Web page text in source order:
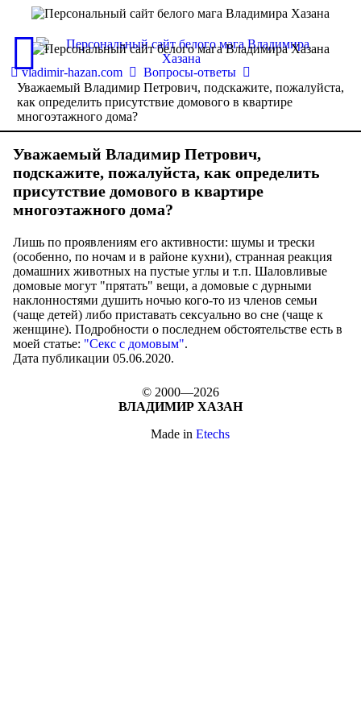
vladimir-hazan.com
Вопросы-ответы
Уважаемый Владимир Петрович, подскажите, пожалуйста,
как определить присутствие домового в квартире
многоэтажного дома?
Уважаемый Владимир Петрович,
подскажите, пожалуйста, как определить
присутствие домового в квартире
многоэтажного дома?
Лишь по проявлениям его активности: шумы и трески
(особенно, по ночам и в районе кухни), странная реакция
домашних животных на пустые углы и т.п. Шаловливые
домовые могут "прятать" вещи, а домовые с дурными
наклонностями душить ночью кого-то из членов семьи
(чаще детей) либо приставать сексуально во сне (чаще к
женщине). Подробности о последнем обстоятельстве есть в
моей статье: "Секс с домовым".
Дата публикации 05.06.2020.
© 2000—2026
ВЛАДИМИР ХАЗАН
Made in Etechs